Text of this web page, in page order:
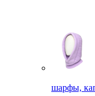
шарфы,